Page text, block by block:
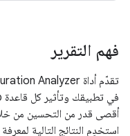
فهم التقرير
استخدِم النتائج التالية